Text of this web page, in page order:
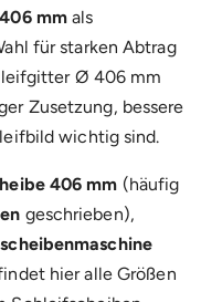
mmals
für starken Abtrag
Ø 406 mm
Zusetzung, bessere
wichtig sind.
406 mm (häufig
geschrieben),
hier alle Größen